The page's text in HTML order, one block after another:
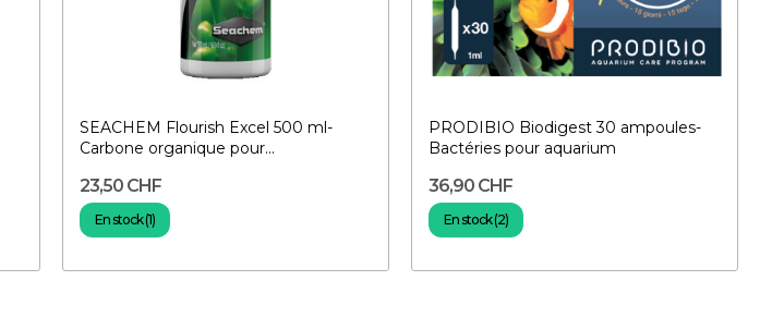
SEACHEM Flourish Excel 500 ml-
Carbone organique pour...
23,50 CHF
En stock (1)
PRODIBIO Biodigest 30 ampoules-
Bactéries pour aquarium
36,90 CHF
En stock (2)